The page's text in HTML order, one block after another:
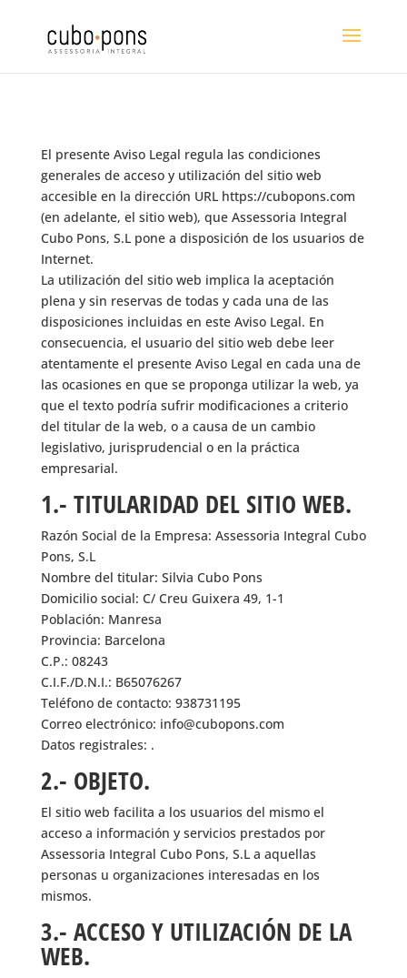
El presente Aviso Legal regula las condiciones
generales de acceso y utilización del sitio web
accesible en la dirección URL https://cubopons.com
(en adelante, el sitio web), que Assessoria Integral
Cubo Pons, S.L pone a disposición de los usuarios de
Internet.
La utilización del sitio web implica la aceptación
plena y sin reservas de todas y cada una de las
disposiciones incluidas en este Aviso Legal. En
consecuencia, el usuario del sitio web debe leer
atentamente el presente Aviso Legal en cada una de
las ocasiones en que se proponga utilizar la web, ya
que el texto podría sufrir modificaciones a criterio
del titular de la web, o a causa de un cambio
legislativo, jurisprudencial o en la práctica
empresarial.
1.- TITULARIDAD DEL SITIO WEB.
Razón Social de la Empresa: Assessoria Integral Cubo
Pons, S.L
Nombre del titular: Silvia Cubo Pons
Domicilio social: C/ Creu Guixera 49, 1-1
Población: Manresa
Provincia: Barcelona
C.P.: 08243
C.I.F./D.N.I.: B65076267
Teléfono de contacto: 938731195
Correo electrónico: info@cubopons.com
Datos registrales: .
2.- OBJETO.
El sitio web facilita a los usuarios del mismo el
acceso a información y servicios prestados por
Assessoria Integral Cubo Pons, S.L a aquellas
personas u organizaciones interesadas en los
mismos.
3.- ACCESO Y UTILIZACIÓN DE LA
WEB.